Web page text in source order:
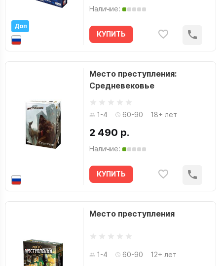
Доп
Наличие:
КУПИТЬ
Место преступления:
Средневековье
1-4 60-90 18+ лет
2 490 р.
Наличие:
КУПИТЬ
Место преступления
1-4 60-90 12+ лет